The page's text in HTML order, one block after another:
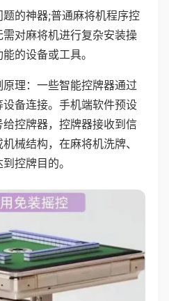
的神器;普通麻将机程序控
对麻将机进行复杂安装操
的设备或工具。
理：一些智能控牌器通过
备连接。手机端软件预设
控牌器，控牌器接收到信
械结构，在麻将机洗牌、
控牌目的。